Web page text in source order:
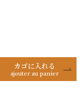
カゴに入れる
ajouter au panier